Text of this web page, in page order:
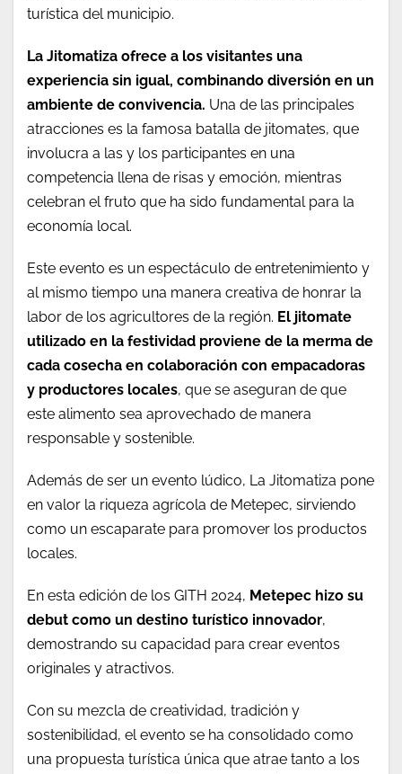
turística del municipio.
La Jitomatiza ofrece a los visitantes una
experiencia sin igual, combinando diversión en un
ambiente de convivencia. Una de las principales
atracciones es la famosa batalla de jitomates, que
involucra a las y los participantes en una
competencia llena de risas y emoción, mientras
celebran el fruto que ha sido fundamental para la
economía local.
Este evento es un espectáculo de entretenimiento y
al mismo tiempo una manera creativa de honrar la
labor de los agricultores de la región. El jitomate
utilizado en la festividad proviene de la merma de
cada cosecha en colaboración con empacadoras
y productores locales, que se aseguran de que
este alimento sea aprovechado de manera
responsable y sostenible.
Además de ser un evento lúdico, La Jitomatiza pone
en valor la riqueza agrícola de Metepec, sirviendo
como un escaparate para promover los productos
locales.
En esta edición de los GITH 2024, Metepec hizo su
debut como un destino turístico innovador,
demostrando su capacidad para crear eventos
originales y atractivos.
Con su mezcla de creatividad, tradición y
sostenibilidad, el evento se ha consolidado como
una propuesta turística única que atrae tanto a los